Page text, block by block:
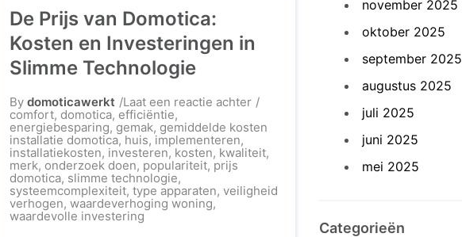
De Prijs van Domotica:
Kosten en Investeringen in
Slimme Technologie
By domoticawerkt Laat een reactie achterop
Prijs
Domotica:
Kosten
Investeringen
in
Technologie
comfort, domotica, efficiëntie,
energiebesparing, gemak, gemiddelde kosten
installatie domotica, huis, implementeren,
installatiekosten, investeren, kosten, kwaliteit,
merk, onderzoek doen, populariteit, prijs
domotica, slimme technologie,
systeemcomplexiteit, type apparaten, veiligheid
verhogen, waardeverhoging woning,
waardevolle investering
november 2025
oktober 2025
september 2025
augustus 2025
juli 2025
juni 2025
mei 2025
Categorieën